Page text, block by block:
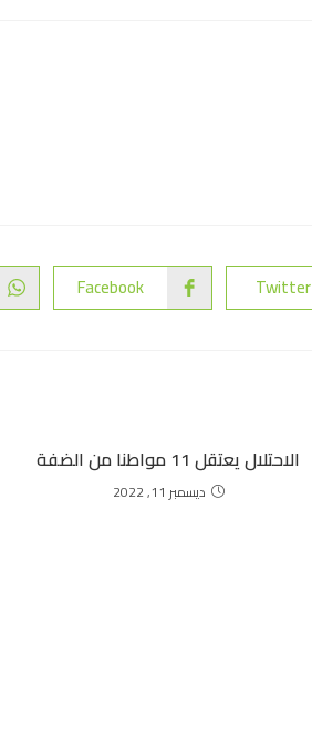
Twitter
Facebook
الاحتلال يعتقل 11 مواطنا من الضفة
ديسمبر 11, 2022